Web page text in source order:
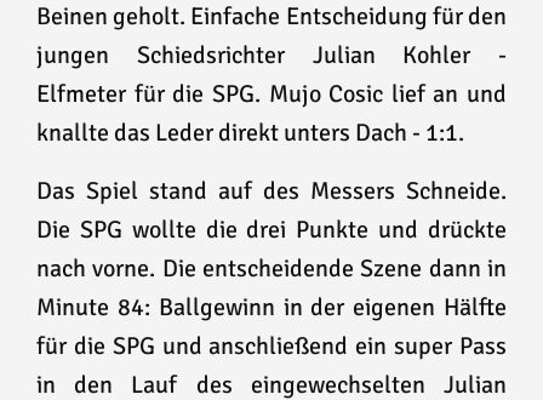
Beinen geholt. Einfache Entscheidung für den
jungen Schiedsrichter Julian Kohler -
Elfmeter für die SPG. Mujo Cosic lief an und
knallte das Leder direkt unters Dach - 1:1.
Das Spiel stand auf des Messers Schneide.
Die SPG wollte die drei Punkte und drückte
nach vorne. Die entscheidende Szene dann in
Minute 84: Ballgewinn in der eigenen Hälfte
für die SPG und anschließend ein super Pass
in den Lauf des eingewechselten Julian